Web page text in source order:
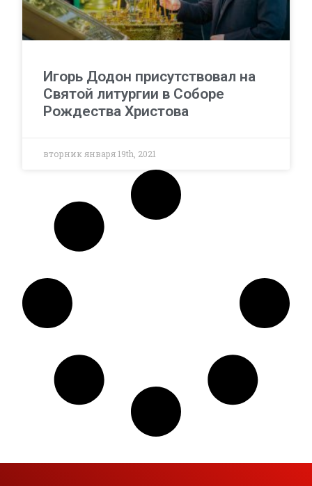
Игорь Додон присутствовал на
Святой литургии в Соборе
Рождества Христова
вторник января 19th, 2021